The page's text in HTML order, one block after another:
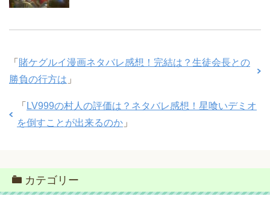
「 賭ケグルイ漫画ネタバレ感想！完結は？生徒会長との
勝負の行方は 」
「 LV999の村人の評価は？ネタバレ感想！星喰いデミオ
を倒すことが出来るのか 」
カテゴリー